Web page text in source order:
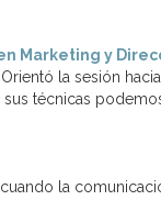
Marketing y
la sesión
sus técnicas
la